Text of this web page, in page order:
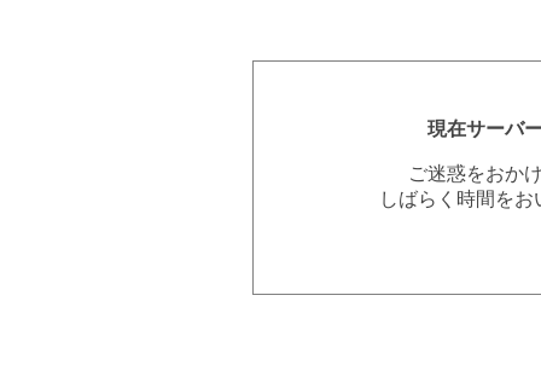
現在サーバ
ご迷惑をおか
しばらく時間を